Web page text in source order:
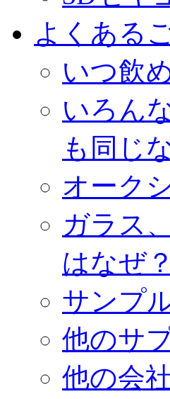
よくある
いつ飲
いろん
も同じ
オーク
ガラス
はなぜ？
サンプ
他のサ
他の会